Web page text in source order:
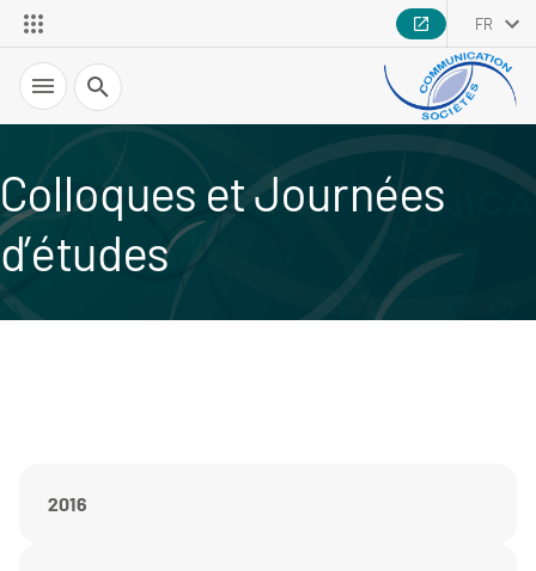
FR
Recherche
Colloques et Journées
d’études
2016